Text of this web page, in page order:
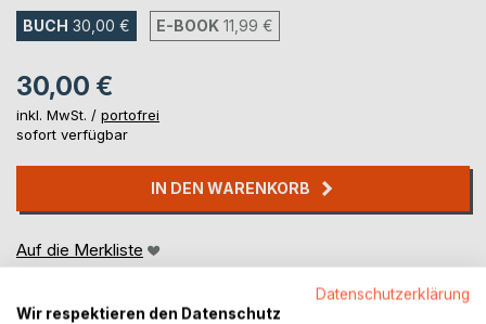
BUCH 30,00 € E-BOOK 11,99 €
30,00 €
inkl. MwSt. / portofrei
sofort verfügbar
IN DEN WARENKORB
Auf die Merkliste
Titel bewerten
Datenschutzerklärung
Wir respektieren den Datenschutz